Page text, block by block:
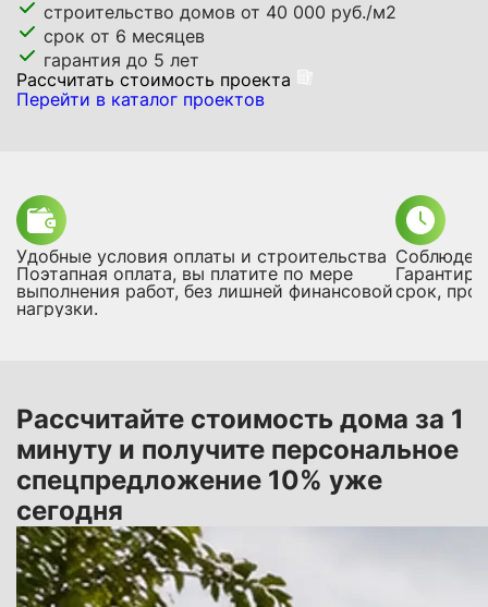
строительство домов от 40 000 руб./м2
срок от 6 месяцев
гарантия до 5 лет
Расcчитать стоимость проекта
Перейти в каталог проектов
Удобные условия оплаты и строительства
Поэтапная оплата, вы платите по мере
выполнения работ, без лишней финансовой
нагрузки.
срок,
Рассчитайте стоимость дома за 1
минуту и получите персональное
спецпредложение 10% уже
сегодня